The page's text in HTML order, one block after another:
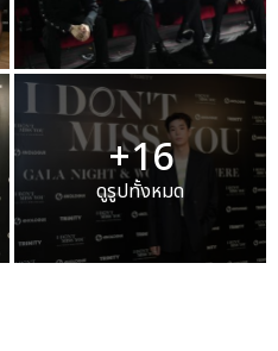
+16
ดูรูปทั้งหมด